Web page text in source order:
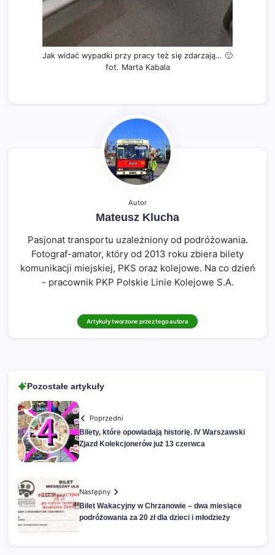
Jak widać wypadki przy pracy też się zdarzają… 🙂
fot. Marta Kabala
Autor
Mateusz Klucha
Pasjonat transportu uzależniony od podróżowania.
Fotograf-amator, który od 2013 roku zbiera bilety
komunikacji miejskiej, PKS oraz kolejowe. Na co dzień
- pracownik PKP Polskie Linie Kolejowe S.A.
Artykuły tworzone przez tego autora
Pozostałe artykuły
Poprzedni
Bilety, które opowiadają historię. IV Warszawski
Zjazd Kolekcjonerów już 13 czerwca
Następny
Bilet Wakacyjny w Chrzanowie – dwa miesiące
podróżowania za 20 zł dla dzieci i młodzieży